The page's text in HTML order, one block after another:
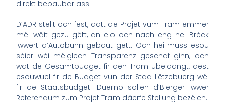
direkt bebaubar ass.
D’ADR stellt och fest, datt de Projet vum Tram ëmmer
méi wäit gezu gëtt, an elo och nach eng nei Bréck
iwwert d’Autobunn gebaut gëtt. Och hei muss esou
séier wéi méiglech Transparenz geschaf ginn, och
wat de Gesamtbudget fir den Tram ubelaangt, dëst
esouwuel fir de Budget vun der Stad Lëtzebuerg wéi
fir de Staatsbudget. Duerno sollen d’Bierger iwwer
Referendum zum Projet Tram däerfe Stellung bezéien.